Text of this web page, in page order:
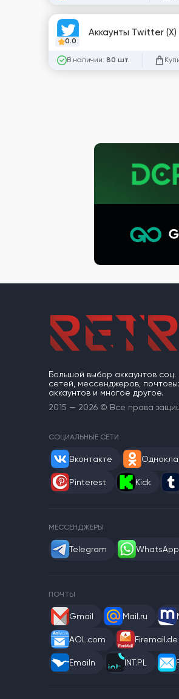
0.0
Аккаунты Twitter
В наличии: 80 шт.
Большой выбор аккаунтов соц.
сетей, мессенджеров,
аккаунтов и многое другое.
2015 — 2026 © Все права
СОЦИАЛЬНЫЕ СЕТИ
Вконтакте
Pinterest Kick
МЕССЕНДЖЕРЫ
Telegram WhatsApp
ПОЧТЫ
Gmail Mail.ru
AOL.com Firemail.de
Emailn INT.PL